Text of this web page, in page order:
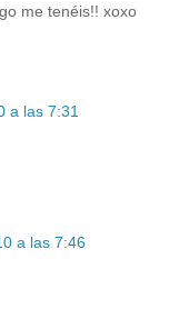
me tenéis!! xoxo
a las 7:31
a las 7:46